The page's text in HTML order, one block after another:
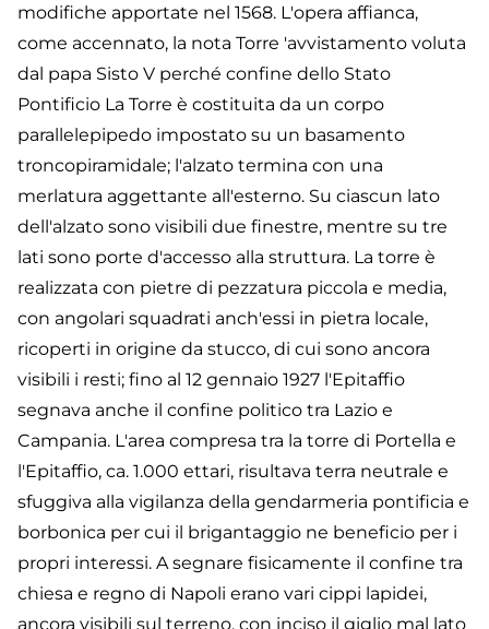
modifiche apportate nel 1568. L'opera affianca,
come accennato, la nota Torre 'avvistamento voluta
dal papa Sisto V perché confine dello Stato
Pontificio La Torre è costituita da un corpo
parallelepipedo impostato su un basamento
troncopiramidale; l'alzato termina con una
merlatura aggettante all'esterno. Su ciascun lato
dell'alzato sono visibili due finestre, mentre su tre
lati sono porte d'accesso alla struttura. La torre è
realizzata con pietre di pezzatura piccola e media,
con angolari squadrati anch'essi in pietra locale,
ricoperti in origine da stucco, di cui sono ancora
visibili i resti; fino al 12 gennaio 1927 l'Epitaffio
segnava anche il confine politico tra Lazio e
Campania. L'area compresa tra la torre di Portella e
l'Epitaffio, ca. 1.000 ettari, risultava terra neutrale e
sfuggiva alla vigilanza della gendarmeria pontificia e
borbonica per cui il brigantaggio ne beneficio per i
propri interessi. A segnare fisicamente il confine tra
chiesa e regno di Napoli erano vari cippi lapidei,
ancora visibili sul terreno, con inciso il giglio mal lato